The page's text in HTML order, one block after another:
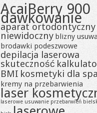
AcaiBerry 900
dawkowanie
aparat ortodontyczny
niewidoczny blizny
brodawki podeszwowe
depilacja laserowa
skuteczność
BMI kosmetyki dla
kremy na przebarwienia
laser
laserowe usuwanie przebarwień